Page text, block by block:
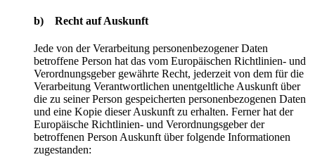
b) Recht auf Auskunft
Jede von der Verarbeitung personenbezogener Daten
betroffene Person hat das vom Europäischen Richtlinien- und
Verordnungsgeber gewährte Recht, jederzeit von dem für die
Verarbeitung Verantwortlichen unentgeltliche Auskunft über
die zu seiner Person gespeicherten personenbezogenen Daten
und eine Kopie dieser Auskunft zu erhalten. Ferner hat der
Europäische Richtlinien- und Verordnungsgeber der
betroffenen Person Auskunft über folgende Informationen
zugestanden: